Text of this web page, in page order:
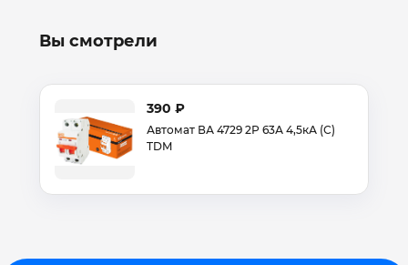
Вы смотрели
390 ₽
Автомат ВА 4729 2Р 63А 4,5кА (С)
TDM